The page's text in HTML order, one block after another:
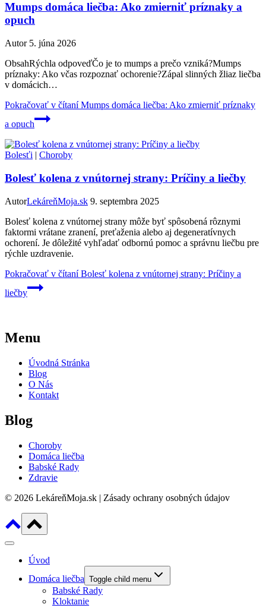
Mumps domáca liečba: Ako zmierniť príznaky a
opuch
Autor 5. júna 2026
ObsahRýchla odpoveďČo je to mumps a prečo vzniká?Mumps
príznaky: Ako včas rozpoznať ochorenie?Zápal slinných žliaz liečba
v domácich…
Pokračovať v čítaníMumps domáca liečba: Ako zmierniť príznaky
a opuch
Bolesťi | Choroby
Bolesť kolena z vnútornej strany: Príčiny a liečby
AutorLekáreňMoja.sk 9. septembra 2025
Bolesť kolena z vnútornej strany môže byť spôsobená rôznymi
faktormi vrátane zranení, preťaženia alebo aj degeneratívnych
ochorení. Je dôležité vyhľadať odbornú pomoc a správnu liečbu pre
rýchle uzdravenie.
Pokračovať v čítaníBolesť kolena z vnútornej strany: Príčiny a
liečby
Menu
Úvodná Stránka
Blog
O Nás
Kontakt
Blog
Choroby
Domáca liečba
Babské Rady
Zdravie
© 2026 LekáreňMoja.sk | Zásady ochrany osobných údajov
Úvod
Domáca liečba Toggle child menu
Babské Rady
Kloktanie